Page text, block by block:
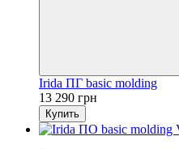
Irida ПГ basic molding
13 290 грн
Купить